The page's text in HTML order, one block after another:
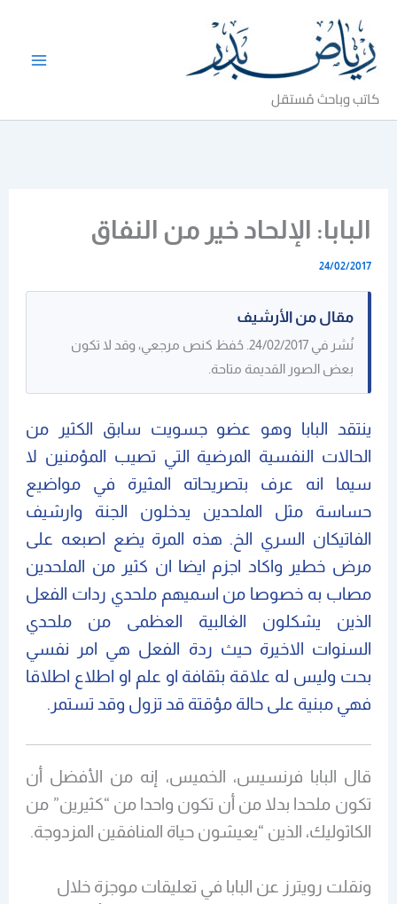
المحتوى
كاتب وباحث مُستقل
البابا: الإلحاد خير من النفاق
24/02/2017
مقال من الأرشيف
نُشر في 24/02/2017. حُفظ كنص مرجعي، وقد لا تكون
بعض الصور القديمة متاحة.
ينتقد البابا وهو عضو جسويت سابق الكثير من
الحالات النفسية المرضية التي تصيب المؤمنين لا
سيما انه عرف بتصريحاته المثيرة في مواضيع
حساسة مثل الملحدين يدخلون الجنة وارشيف
الفاتيكان السري الخ. هذه المرة يضع اصبعه على
مرض خطير واكاد اجزم ايضا ان كثير من الملحدين
مصاب به خصوصا من اسميهم ملحدي ردات الفعل
الذين يشكلون الغالبية العظمى من ملحدي
السنوات الاخيرة حيث ردة الفعل هي امر نفسي
بحت وليس له علاقة بثقافة او علم او اطلاع اطلاقا
فهي مبنية على حالة مؤقتة قد تزول وقد تستمر.
قال البابا فرنسيس، الخميس، إنه من الأفضل أن
تكون ملحدا بدلا من أن تكون واحدا من “كثيرين” من
الكاثوليك، الذين “يعيشون حياة المنافقين المزدوجة.
ونقلت رويترز عن البابا في تعليقات موجزة خلال